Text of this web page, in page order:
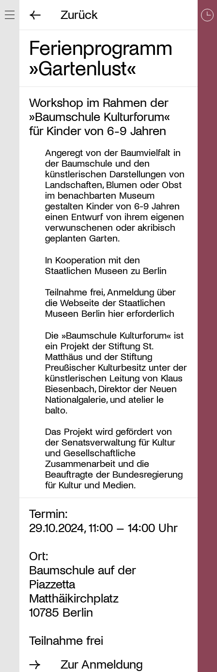
Navigation ein/ausblenden
Zurück
Ferienprogramm
»Gartenlust«
Workshop im Rahmen der
»Baumschule Kulturforum«
für Kinder von 6-9 Jahren
Angeregt von der Baumvielfalt in
der Baumschule und den
künstlerischen Darstellungen von
Landschaften, Blumen oder Obst
im benachbarten Museum
gestalten Kinder von 6-9 Jahren
einen Entwurf von ihrem eigenen
verwunschenen oder akribisch
geplanten Garten.
In Kooperation mit den
Staatlichen Museen zu Berlin
Teilnahme frei, Anmeldung über
die Webseite der Staatlichen
Museen Berlin hier erforderlich
Die »Baumschule Kulturforum« ist
ein Projekt der Stiftung St.
Matthäus und der Stiftung
Preußischer Kulturbesitz unter der
künstlerischen Leitung von Klaus
Biesenbach, Direktor der Neuen
Nationalgalerie, und atelier le
balto.
Das Projekt wird gefördert von
der Senatsverwaltung für Kultur
und Gesellschaftliche
Zusammenarbeit und die
Beauftragte der Bundesregierung
für Kultur und Medien.
Termin:
29.10.2024, 11:00 – 14:00 Uhr
Ort:
Baumschule auf der
Piazzetta
Matthäikirchplatz
10785 Berlin
Teilnahme frei
Zur Anmeldung